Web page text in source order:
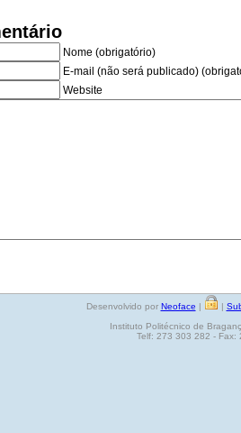
Nome (obrigatório)
E-mail (não será publicado)
Website
Desenvolvido por Neoface | |
Instituto Politécnico de
Telf: 273 303 282 - Fax: